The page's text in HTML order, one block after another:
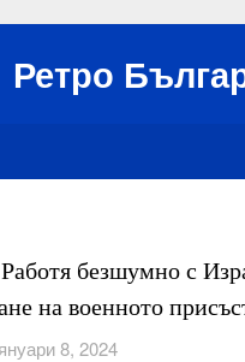
Ретро
безшумно с
на военното
8, 2024